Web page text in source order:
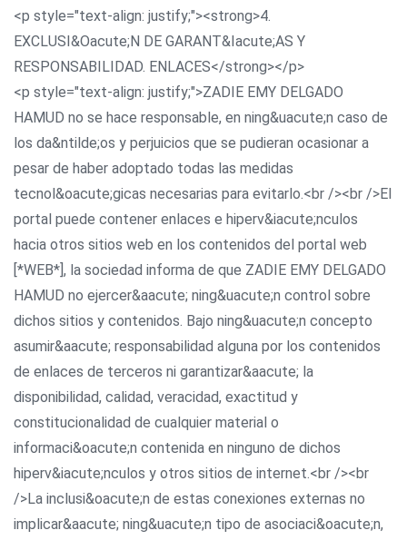
<p style="text-align: justify;"><strong>4.
EXCLUSI&Oacute;N DE GARANT&Iacute;AS Y
RESPONSABILIDAD. ENLACES</strong></p>
<p style="text-align: justify;">ZADIE EMY DELGADO
HAMUD no se hace responsable, en ning&uacute;n caso de
los da&ntilde;os y perjuicios que se pudieran ocasionar a
pesar de haber adoptado todas las medidas
tecnol&oacute;gicas necesarias para evitarlo.<br /><br />El
portal puede contener enlaces e hiperv&iacute;nculos
hacia otros sitios web en los contenidos del portal web
[*WEB*], la sociedad informa de que ZADIE EMY DELGADO
HAMUD no ejercer&aacute; ning&uacute;n control sobre
dichos sitios y contenidos. Bajo ning&uacute;n concepto
asumir&aacute; responsabilidad alguna por los contenidos
de enlaces de terceros ni garantizar&aacute; la
disponibilidad, calidad, veracidad, exactitud y
constitucionalidad de cualquier material o
informaci&oacute;n contenida en ninguno de dichos
hiperv&iacute;nculos y otros sitios de internet.<br /><br
/>La inclusi&oacute;n de estas conexiones externas no
implicar&aacute; ning&uacute;n tipo de asociaci&oacute;n,